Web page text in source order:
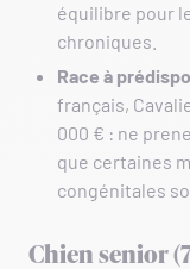
équilibre pour
chroniques.
Race à
français,
000 € : ne
que certaines
congénitales
Chien senior